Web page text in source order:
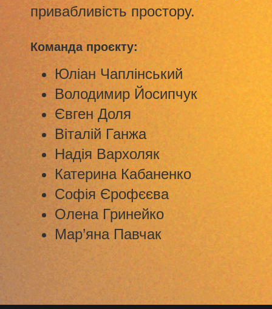
привабливість простору.
Команда проєкту:
Юліан Чаплінський
Володимир Йосипчук
Євген Доля
Віталій Ганжа
Надія Вархоляк
Катерина Кабаненко
Софія Єрофєєва
Олена Гринейко
Мар’яна Павчак